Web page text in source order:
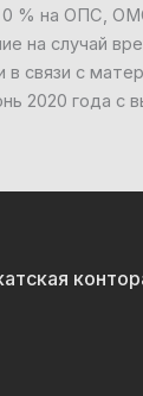
% на ОПС,
на случай
в связи с
2020 года с